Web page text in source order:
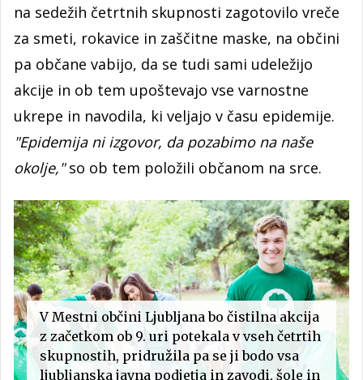
na sedežih četrtnih skupnosti zagotovilo vreče
za smeti, rokavice in zaščitne maske, na občini
pa občane vabijo, da se tudi sami udeležijo
akcije in ob tem upoštevajo vse varnostne
ukrepe in navodila, ki veljajo v času epidemije.
"Epidemija ni izgovor, da pozabimo na naše
okolje,"so ob tem položili občanom na srce.
V Mestni občini Ljubljana bo čistilna akcija
z začetkom ob 9. uri potekala v vseh četrtih
skupnostih, pridružila pa se ji bodo vsa
ljubljanska javna podjetja in zavodi, šole in